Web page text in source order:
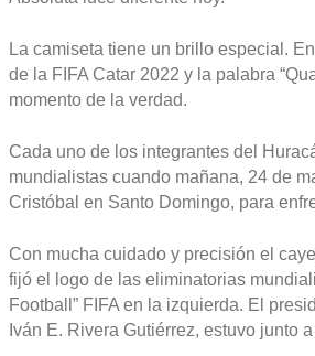
La camiseta tiene un brillo especial.
de la FIFA Catar 2022 y la palabra
momento de la verdad.
Cada uno de los integrantes del
mundialistas cuando mañana, 24 de
Cristóbal en Santo Domingo, para
Con mucha cuidado y precisión el
fijó el logo de las eliminatorias
Football” FIFA en la izquierda. El
Iván E. Rivera Gutiérrez, estuvo junto